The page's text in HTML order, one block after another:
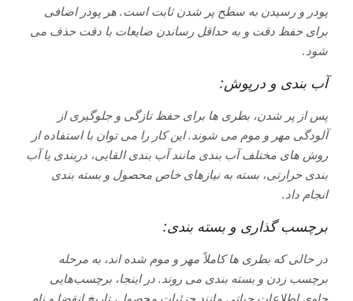
پودر و رسیدن به سطح پر شدن ثابت است. هر پودر اضافی
برای حفظ دقت و به حداقل رساندن ضایعات با دقت حذف می
شود.
آب بندی و درپوش:
پس از پر شدن، بطری ها برای حفظ تازگی و جلوگیری از
آلودگی مهر و موم می شوند. این کار را می توان با استفاده از
روش های مختلف آب بندی مانند آب بندی القایی، دربندی یا آب
بندی حرارتی، بسته به نیازهای خاص محصول و بسته بندی
انجام داد.
برچسب گذاری و بسته بندی:
در حالی که بطری ها کاملاً مهر و موم شده اند، به مرحله
برچسب زدن و بسته بندی می روند. در اینجا، برچسب‌هایی
حاوی اطلاعات حیاتی مانند جزئیات محصول، تاریخ انقضا و نام